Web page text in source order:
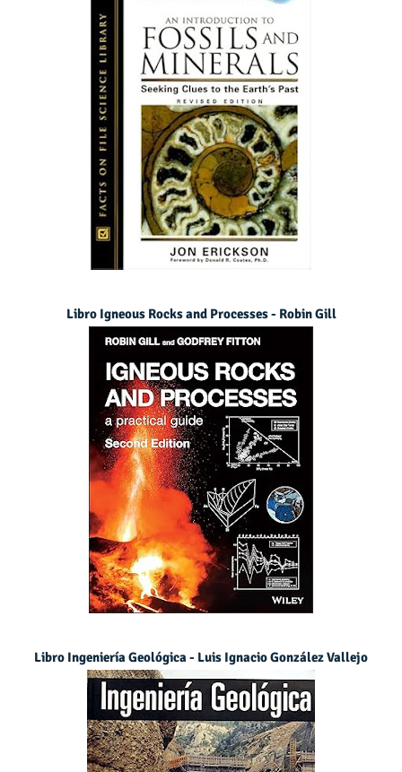
Libro Igneous Rocks and Processes - Robin Gill
Libro Ingeniería Geológica - Luis Ignacio González Vallejo